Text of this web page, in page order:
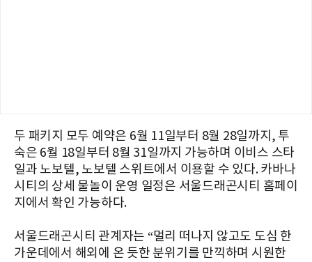
두 패키지 모두 예약은 6월 11일부터 8월 28일까지, 투
숙은 6월 18일부터 8월 31일까지 가능하며 이비스 스타
일과 노보텔, 노보텔 스위트에서 이용할 수 있다. 카바나
시티의 상세 물놀이 운영 일정은 서울드래곤시티 홈페이
지에서 확인 가능하다.
서울드래곤시티 관계자는 “멀리 떠나지 않고도 도심 한
가운데에서 해외에 온 듯한 분위기를 만끽하며 시원한